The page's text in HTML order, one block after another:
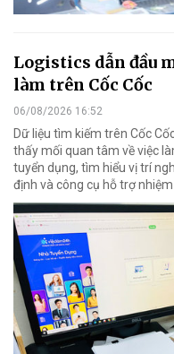
Logistics dẫn đầu
làm trên Cốc Cốc
06/08/2026 16:52
Dữ liệu tìm kiếm trên Cốc
thấy mối quan tâm về việc
tuyển dụng, tìm hiểu vị trí
định và công cụ hỗ trợ